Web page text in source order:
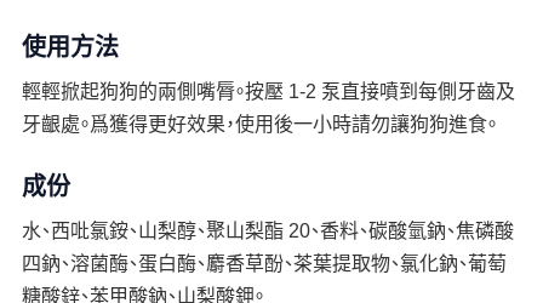
使用方法
輕輕掀起狗狗的兩側嘴脣。按壓 1-2 泵直接噴到每側牙齒及
牙齦處。爲獲得更好效果，使用後一小時請勿讓狗狗進食。
成份
水、西吡氯銨、山梨醇、聚山梨酯 20、香料、碳酸氫鈉、焦磷酸
四鈉、溶菌酶、蛋白酶、麝香草酚、茶葉提取物、氯化鈉、葡萄
糖酸鋅、苯甲酸鈉、山梨酸鉀。